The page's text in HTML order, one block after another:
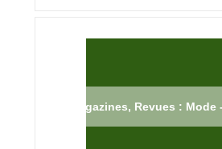
Magazines, Revues : Mode